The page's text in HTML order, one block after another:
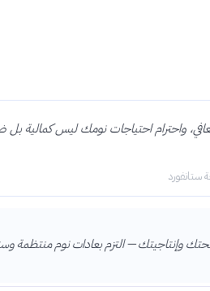
واحترام احتياجات نومك ليس كمالية بل
ستانفورد
وإنتاجيتك — التزم بعادات نوم منتظمة